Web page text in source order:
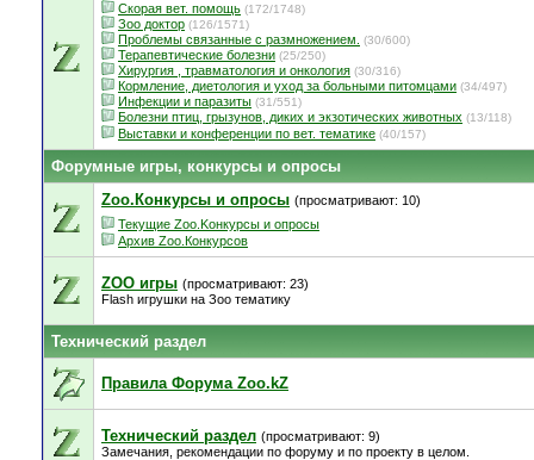
Скорая вет. помощь (172/1748)
Зоо доктор (126/1571)
Проблемы связанные с размножением. (30/600)
Терапевтические болезни (25/250)
Хирургия , травматология и онкология (30/316)
Кормление, диетология и уход за больными питомцами (34/497)
Инфекции и паразиты (31/551)
Болезни птиц, грызунов, диких и экзотических животных (13/118)
Выставки и конференции по вет. тематике (40/157)
Форумные игры, конкурсы и опросы
Zoo.Конкурсы и опросы (просматривают: 10)
Текущие Zoo.Kонкурсы и опросы
Архив Zoo.Конкурсов
ZOO игры (просматривают: 23)
Flash игрушки на Зоо тематику
Технический раздел
Правила Форума Zoo.kZ
Технический раздел (просматривают: 9)
Замечания, рекомендации по форуму и по проекту в целом.